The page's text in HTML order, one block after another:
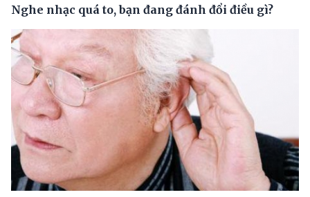
Nghe nhạc quá to, bạn đang đánh đổi điều gì?